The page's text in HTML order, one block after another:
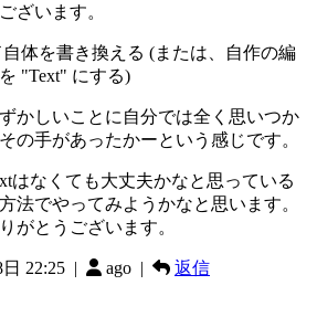
ざいます。
体を書き換える (または、自作の編
"Text" にする)
かしいことに自分では全く思いつか
の手があったかーという感じです。
はなくても大丈夫かなと思っている
法でやってみようかなと思います。
がとうございます。
22:25 | ago | 返信